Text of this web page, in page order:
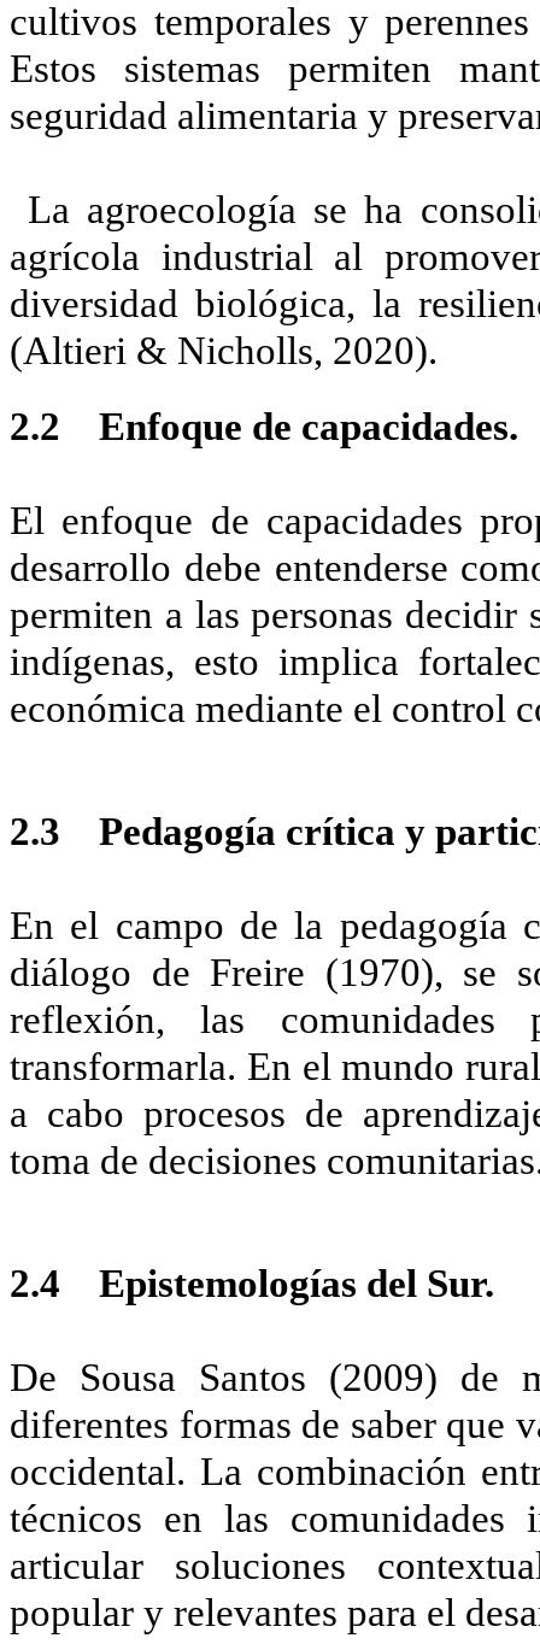
cultivos temporales y
Estos sistemas permiten
seguridad alimentaria y
La agroecología se ha
agrícola industrial al
diversidad biológica, la
(Altieri & Nicholls, 2020).
2.2 Enfoque de capacidades.
El enfoque de capacidades
desarrollo debe entenderse
permiten a las personas decidir
indígenas, esto implica
económica mediante el control
2.3 Pedagogía crítica y
En el campo de la pedagogía
diálogo de Freire (1970), se
reflexión, las comunidades
transformarla. En el mundo
a cabo procesos de
toma de decisiones
2.4 Epistemologías del Sur.
De Sousa Santos (2009) de
diferentes formas de saber que
occidental. La combinación
técnicos en las comunidades
articular soluciones
popular y relevantes para el